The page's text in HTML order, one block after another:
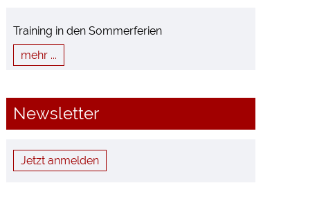
Training in den Sommerferien
mehr ...
Newsletter
Jetzt anmelden